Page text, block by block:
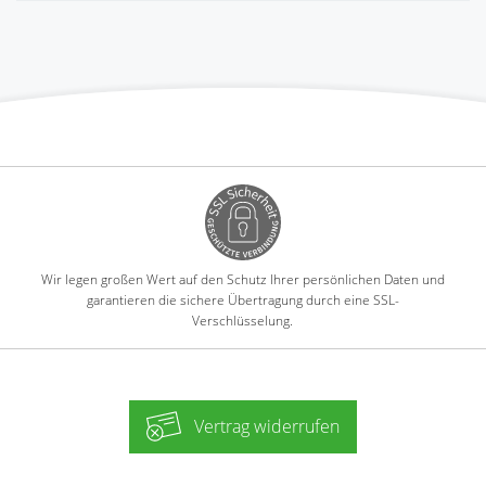
Wir legen großen Wert auf den Schutz Ihrer persönlichen Daten und
garantieren die sichere Übertragung durch eine SSL-
Verschlüsselung.
Vertrag widerrufen